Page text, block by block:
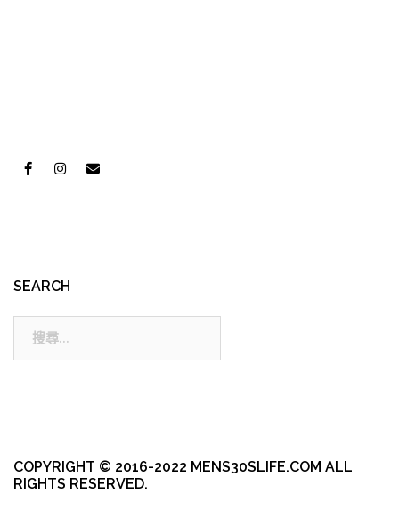
SEARCH
COPYRIGHT © 2016-2022 MENS30SLIFE.COM ALL
RIGHTS RESERVED.